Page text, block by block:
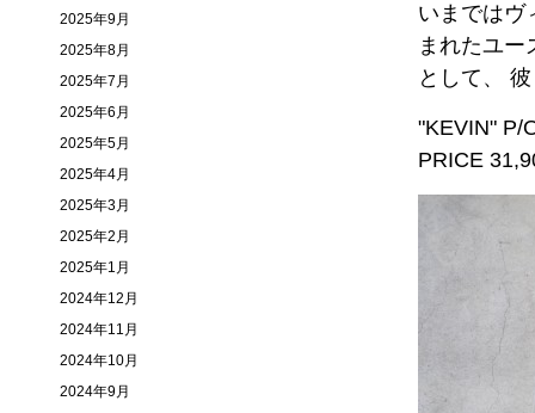
いまではヴ
まれたユー
として、
"KEVIN" P/
PRICE
2025年9月
2025年8月
2025年7月
2025年6月
2025年5月
2025年4月
2025年3月
2025年2月
2025年1月
2024年12月
2024年11月
2024年10月
2024年9月